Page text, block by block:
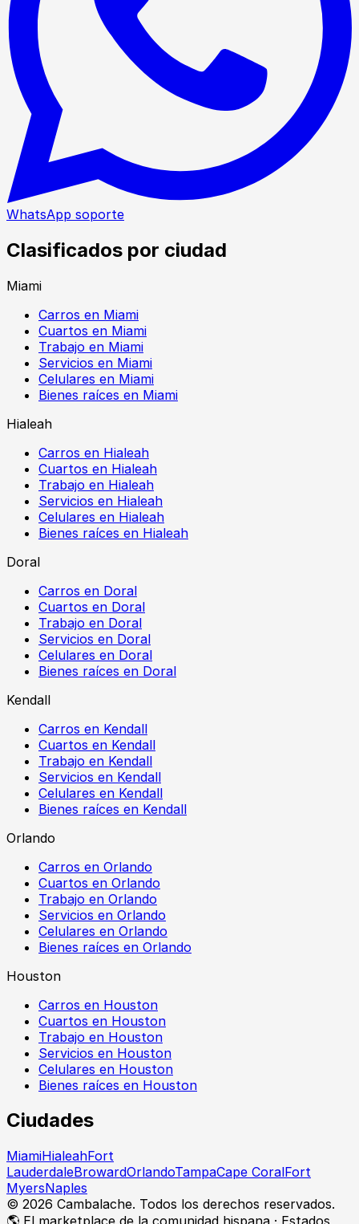
WhatsApp soporte
Clasificados por ciudad
Miami
Carros en Miami
Cuartos en Miami
Trabajo en Miami
Servicios en Miami
Celulares en Miami
Bienes raíces en Miami
Hialeah
Carros en Hialeah
Cuartos en Hialeah
Trabajo en Hialeah
Servicios en Hialeah
Celulares en Hialeah
Bienes raíces en Hialeah
Doral
Carros en Doral
Cuartos en Doral
Trabajo en Doral
Servicios en Doral
Celulares en Doral
Bienes raíces en Doral
Kendall
Carros en Kendall
Cuartos en Kendall
Trabajo en Kendall
Servicios en Kendall
Celulares en Kendall
Bienes raíces en Kendall
Orlando
Carros en Orlando
Cuartos en Orlando
Trabajo en Orlando
Servicios en Orlando
Celulares en Orlando
Bienes raíces en Orlando
Houston
Carros en Houston
Cuartos en Houston
Trabajo en Houston
Servicios en Houston
Celulares en Houston
Bienes raíces en Houston
Ciudades
MiamiHialeahFort
LauderdaleBrowardOrlandoTampaCape CoralFort
MyersNaples
© 2026 Cambalache. Todos los derechos reservados.